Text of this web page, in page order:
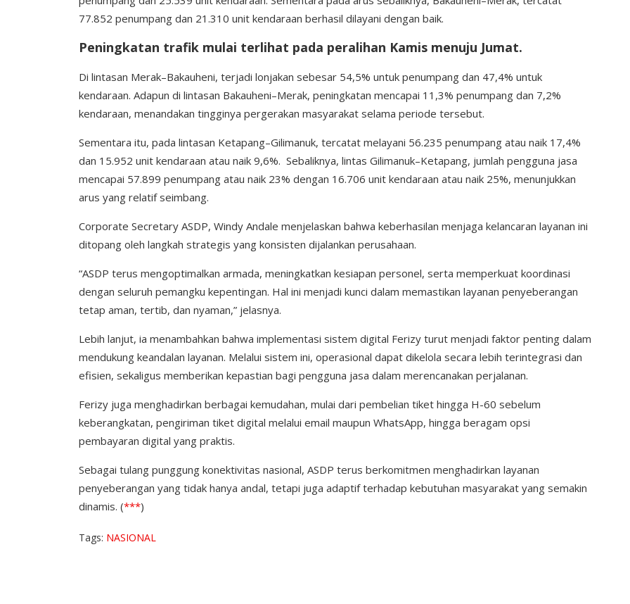
77.852 penumpang dan 21.310 unit kendaraan berhasil dilayani dengan baik.
Peningkatan trafik mulai terlihat pada peralihan Kamis menuju Jumat.
Di lintasan Merak–Bakauheni, terjadi lonjakan sebesar 54,5% untuk penumpang dan 47,4% untuk
kendaraan. Adapun di lintasan Bakauheni–Merak, peningkatan mencapai 11,3% penumpang dan 7,2%
kendaraan, menandakan tingginya pergerakan masyarakat selama periode tersebut.
Sementara itu, pada lintasan Ketapang–Gilimanuk, tercatat melayani 56.235 penumpang atau naik 17,4%
dan 15.952 unit kendaraan atau naik 9,6%. Sebaliknya, lintas Gilimanuk–Ketapang, jumlah pengguna jasa
mencapai 57.899 penumpang atau naik 23% dengan 16.706 unit kendaraan atau naik 25%, menunjukkan
arus yang relatif seimbang.
Corporate Secretary ASDP, Windy Andale menjelaskan bahwa keberhasilan menjaga kelancaran layanan ini
ditopang oleh langkah strategis yang konsisten dijalankan perusahaan.
“ASDP terus mengoptimalkan armada, meningkatkan kesiapan personel, serta memperkuat koordinasi
dengan seluruh pemangku kepentingan. Hal ini menjadi kunci dalam memastikan layanan penyeberangan
tetap aman, tertib, dan nyaman,” jelasnya.
Lebih lanjut, ia menambahkan bahwa implementasi sistem digital Ferizy turut menjadi faktor penting dalam
mendukung keandalan layanan. Melalui sistem ini, operasional dapat dikelola secara lebih terintegrasi dan
efisien, sekaligus memberikan kepastian bagi pengguna jasa dalam merencanakan perjalanan.
Ferizy juga menghadirkan berbagai kemudahan, mulai dari pembelian tiket hingga H-60 sebelum
keberangkatan, pengiriman tiket digital melalui email maupun WhatsApp, hingga beragam opsi
pembayaran digital yang praktis.
Sebagai tulang punggung konektivitas nasional, ASDP terus berkomitmen menghadirkan layanan
penyeberangan yang tidak hanya andal, tetapi juga adaptif terhadap kebutuhan masyarakat yang semakin
dinamis. (***)
Tags: NASIONAL